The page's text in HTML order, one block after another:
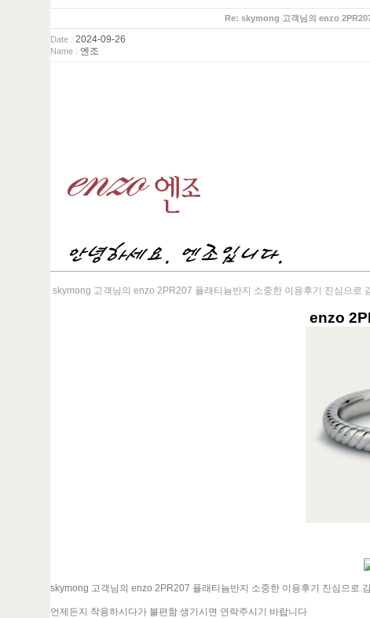
Re: skymong 고객님의 enzo
Date : 2024-09-26
Name : 엔조
skymong 고객님의 enzo 2PR207 플래티늄반지 소중한 이용후기 진심으로
enzo
skymong 고객님의 enzo 2PR207 플래티늄반지 소중한 이용후기 진심으로
언제든지 착용하시다가 불편함 생기시면 연락주시기 바랍니다